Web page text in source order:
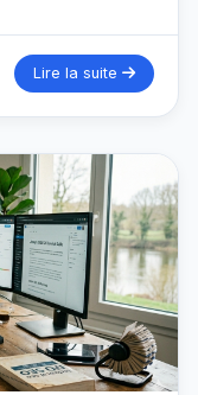
Lire la suite